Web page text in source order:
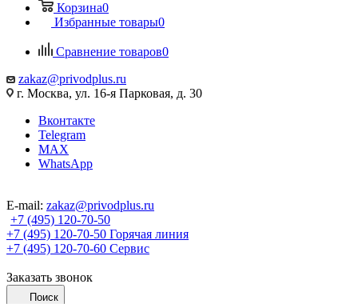
Корзина0
Избранные товары0
Сравнение товаров0
zakaz@privodplus.ru
г. Москва, ул. 16-я Парковая, д. 30
Вконтакте
Telegram
MAX
WhatsApp
E-mail: zakaz@privodplus.ru
+7 (495) 120-70-50
+7 (495) 120-70-50 Горячая линия
+7 (495) 120-70-60 Сервис
Заказать звонок
Поиск